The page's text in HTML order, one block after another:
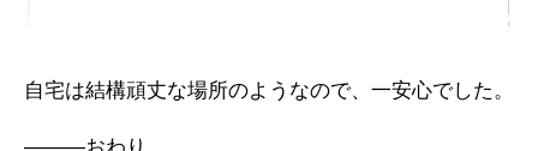
自宅は結構頑丈な場所のようなので、一安心でした。